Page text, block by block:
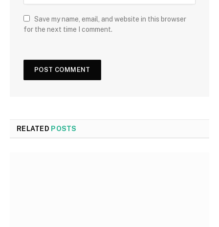
Save my name, email, and website in this browser
for the next time I comment.
RELATED POSTS